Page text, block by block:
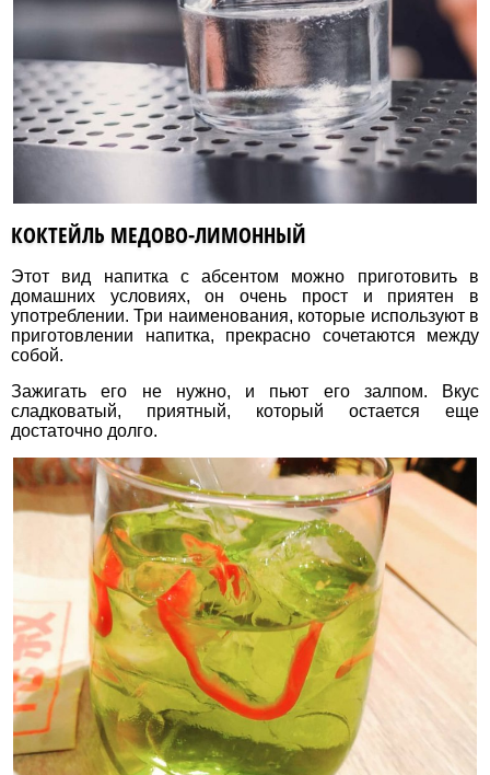
КОКТЕЙЛЬ МЕДОВО-ЛИМОННЫЙ
Этот вид напитка с абсентом можно приготовить в
домашних условиях, он очень прост и приятен в
употреблении. Три наименования, которые используют в
приготовлении напитка, прекрасно сочетаются между
собой.
Зажигать его не нужно, и пьют его залпом. Вкус
сладковатый, приятный, который остается еще
достаточно долго.